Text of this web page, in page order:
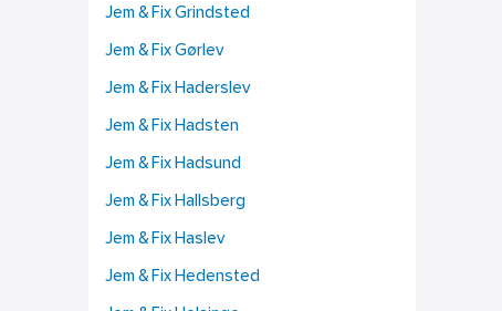
Jem & Fix Grindsted
Jem & Fix Gørlev
Jem & Fix Haderslev
Jem & Fix Hadsten
Jem & Fix Hadsund
Jem & Fix Hallsberg
Jem & Fix Haslev
Jem & Fix Hedensted